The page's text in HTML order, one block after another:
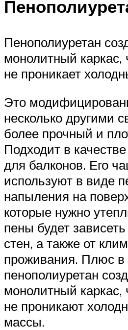
Пенополиуретан
монолитный каркас,
не проникает
Это
несколько другими
более прочный и
Подходит в
для балконов. Его
используют в виде
напыления на
которые нужно
пены будет
стен, а также от
проживания. Плюс в
пенополиуретан
монолитный каркас,
не проникают
массы.